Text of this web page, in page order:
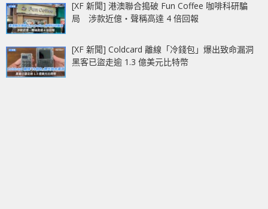
[XF 新聞] 港澳聯合搗破 Fun Coffee 咖啡科研騙
局 涉款近億‧聲稱高達 4 倍回報
[XF 新聞] Coldcard 離線「冷錢包」爆出致命漏洞
黑客已盜走逾 1.3 億美元比特幣